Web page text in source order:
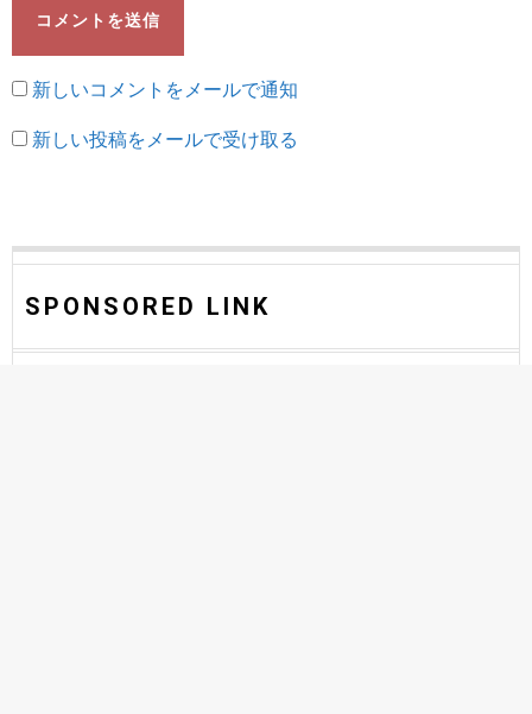
新しいコメントをメールで通知
新しい投稿をメールで受け取る
SPONSORED LINK